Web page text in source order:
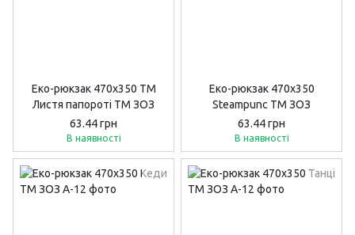
Еко-рюкзак 470х350 ТМ
Листя папороті ТМ ЗОЗ
63.44 грн
В наявності
Еко-рюкзак 470х350
Steampunc ТМ ЗОЗ
63.44 грн
В наявності